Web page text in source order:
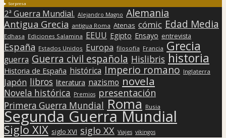
Sorpresa
2ª Guerra Mundial. Alejandro Magno Alemania
Antigua Grecia antigua Roma Atenas cómic Edad Media
Edhasa Ediciones Salamina EEUU Egipto Ensayo entrevista
España Estados Unidos Europa filosofía Francia Grecia
guerra Guerra civil española Hislibris historia
Historia de España histórica Imperio romano Inglaterra
Japón libros literatura nazismo novela
Novela histórica Premios presentación
Primera Guerra Mundial Roma Rusia
Segunda Guerra Mundial
Siglo XIX siglo XVI siglo XX Viajes vikingos